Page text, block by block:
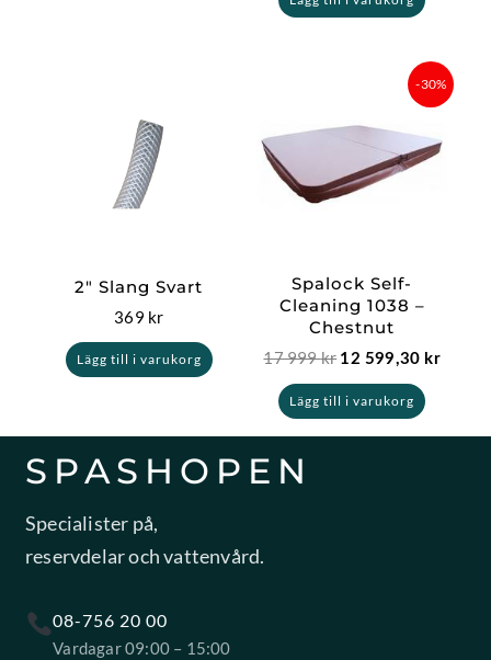
2″ Slang Svart
369 kr
Lägg till i varukorg
-30%
Spalock Self-
Cleaning 1038 –
Chestnut
17 999kr
ursprungliga
var:
999 kr.
12 599,30 kr
Det
är:
12
Lägg till i varukorg
SPASHOPEN
Specialister på,
reservdelar och vattenvård.
08-756 20 00
Vardagar 09:00 – 15:00